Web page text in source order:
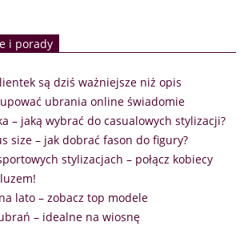
i porady
są dziś ważniejsze niż opis
ubrania online świadomie
– jaką wybrać do casualowych stylizacji?
size – jak dobrać fason do figury?
stylizacjach – połącz kobiecy
lato – zobacz top modele
– idealne na wiosnę